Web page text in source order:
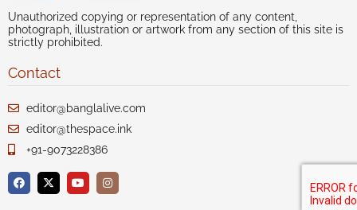
Unauthorized copying or representation of any content,
photograph, illustration or artwork from any section of this site is
strictly prohibited.
Contact
editor@banglalive.com
editor@thespace.ink
+91-9073228386